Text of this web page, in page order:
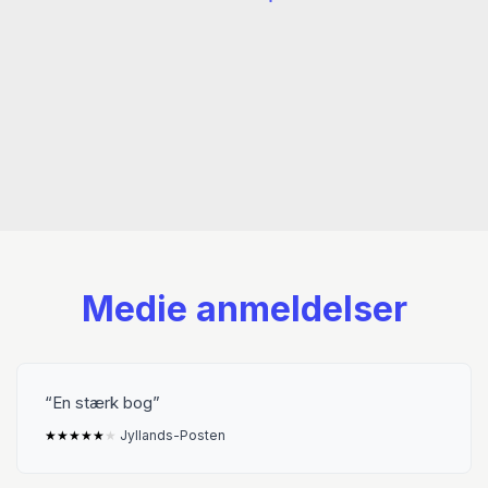
Medie anmeldelser
En stærk bog
★★★★★ ★ Jyllands-Posten